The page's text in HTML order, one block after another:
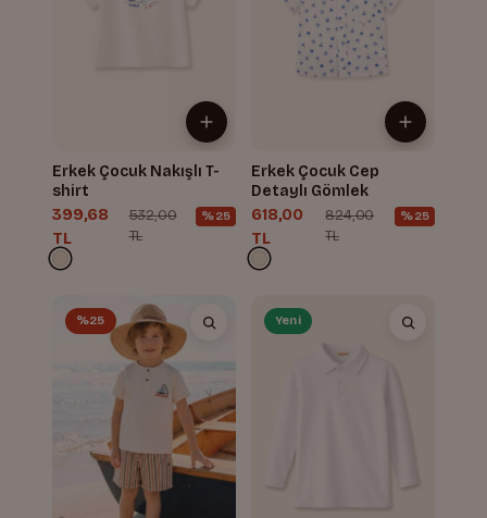
Erkek Çocuk Nakışlı T-
shirt
399,68
TL
532,00
TL
%25
Erkek Çocuk Cep
Detaylı Gömlek
618,00
TL
824,00
TL
%25
%25 Yeni